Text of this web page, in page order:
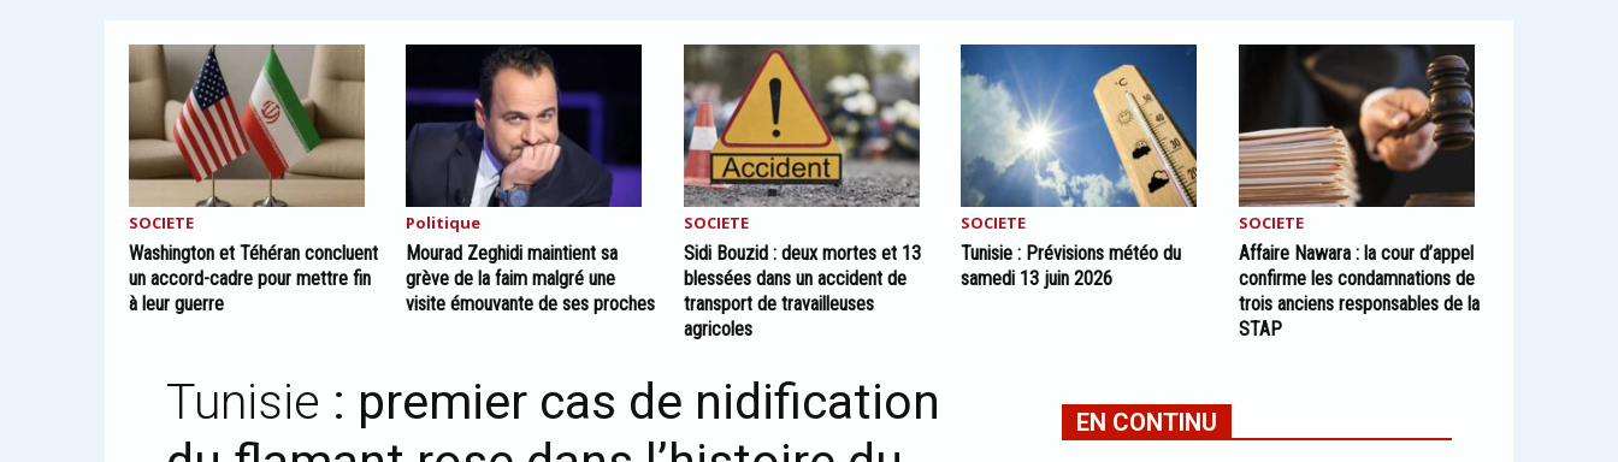
SOCIETE
Washington et Téhéran concluent
un accord-cadre pour mettre fin
à leur guerre
Politique
Mourad Zeghidi maintient sa
grève de la faim malgré une
visite émouvante de ses proches
SOCIETE
Sidi Bouzid : deux mortes et 13
blessées dans un accident de
transport de travailleuses
agricoles
SOCIETE
Tunisie : Prévisions météo du
samedi 13 juin 2026
SOCIETE
Affaire Nawara : la cour d’appel
confirme les condamnations de
trois anciens responsables de la
STAP
Tunisie : premier cas de nidification
EN CONTINU